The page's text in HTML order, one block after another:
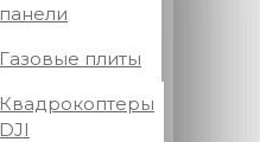
панели
Газовые плиты
Квадрокоптеры
DJI